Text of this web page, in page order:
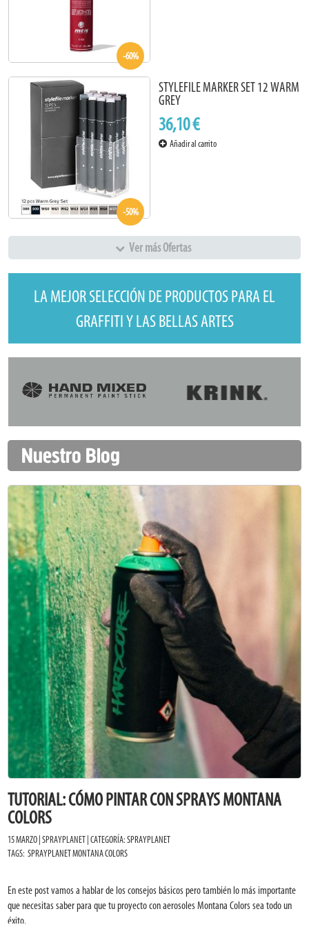
-60%
-50%
STYLEFILE MARKER SET 12 WARM
GREY
36,10 €
Añadir al carrito
Ver más Ofertas
LA MEJOR SELECCIÓN DE PRODUCTOS PARA EL
GRAFFITI Y LAS BELLAS ARTES
Nuestro Blog
TUTORIAL: CÓMO PINTAR CON SPRAYS MONTANA
COLORS
15 MARZO | SPRAYPLANET | CATEGORÍA:SPRAYPLANET
TAGS: SPRAYPLANETMONTANA COLORS
En este post vamos a hablar de los consejos básicos pero también lo más importante
que necesitas saber para que tu proyecto con aerosoles Montana Colors sea todo un
éxito.